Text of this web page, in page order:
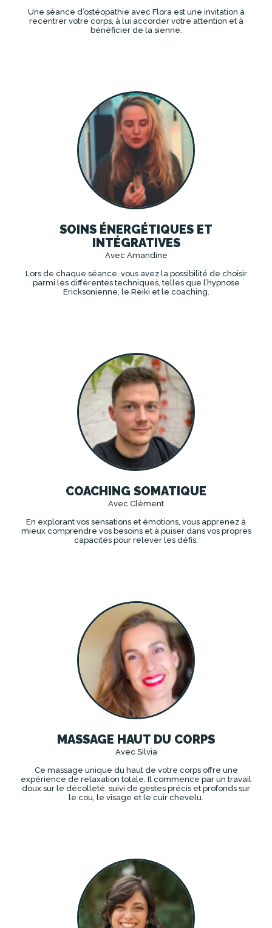
Une séance d’ostéopathie avec Flora est une invitation à
recentrer votre corps, à lui accorder votre attention et à
bénéficier de la sienne.
SOINS ÉNERGÉTIQUES ET
INTÉGRATIVES
Avec Amandine
Lors de chaque séance, vous avez la possibilité de choisir
parmi les différentes techniques, telles que l’hypnose
Ericksonienne, le Reiki et le coaching.
COACHING SOMATIQUE
Avec Clèment
En explorant vos sensations et émotions, vous apprenez à
mieux comprendre vos besoins et à puiser dans vos propres
capacités pour relever les défis.
MASSAGE HAUT DU CORPS
Avec Silvia
Ce massage unique du haut de votre corps offre une
expérience de relaxation totale. Il commence par un travail
doux sur le décolleté, suivi de gestes précis et profonds sur
le cou, le visage et le cuir chevelu.